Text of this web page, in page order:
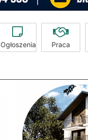
Ogłoszenia Praca